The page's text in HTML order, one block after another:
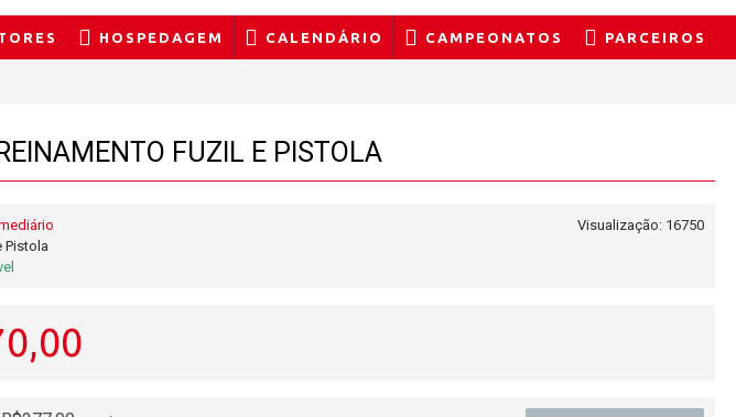
HOSPEDAGEM CALENDÁRIO CAMPEONATOS PARCEIROS
FUZIL E PISTOLA
Visualização: 16750
Pistola